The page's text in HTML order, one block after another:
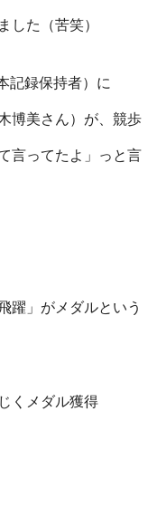
た（苦笑）
記録保持者）に
博美さん）が、競歩
言ってたよ」っと言
躍」がメダルという
くメダル獲得